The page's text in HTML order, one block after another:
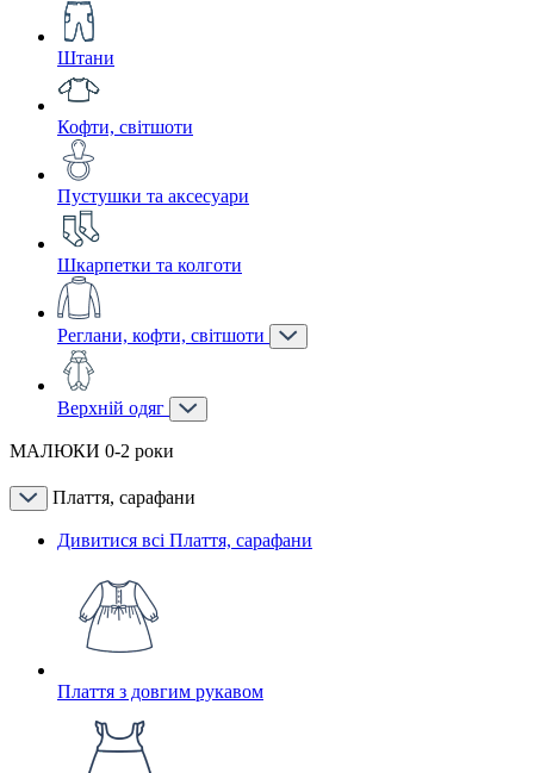
Штани
Кофти, світшоти
Пустушки та аксесуари
Шкарпетки та колготи
Реглани, кофти, світшоти
Верхній одяг
МАЛЮКИ 0-2 роки
Плаття, сарафани
Дивитися всі Плаття, сарафани
Плаття з довгим рукавом